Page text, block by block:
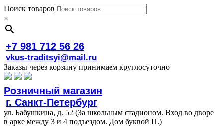
Поиск товаров
×
+7 981 712 56 26
vkus-traditsyi@mail.ru
Заказы через корзину принимаем круглосуточно
Розничный магазин
г. Санкт-Петербург
ул. Бабушкина, д. 52 (За школьным стадионом. Вход во дворе
в арке между 3 и 4 подъездом. Дом буквой П.)